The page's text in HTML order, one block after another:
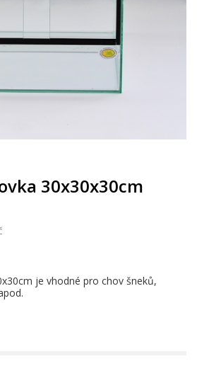
30x30x30cm
je vhodné pro chov šneků,